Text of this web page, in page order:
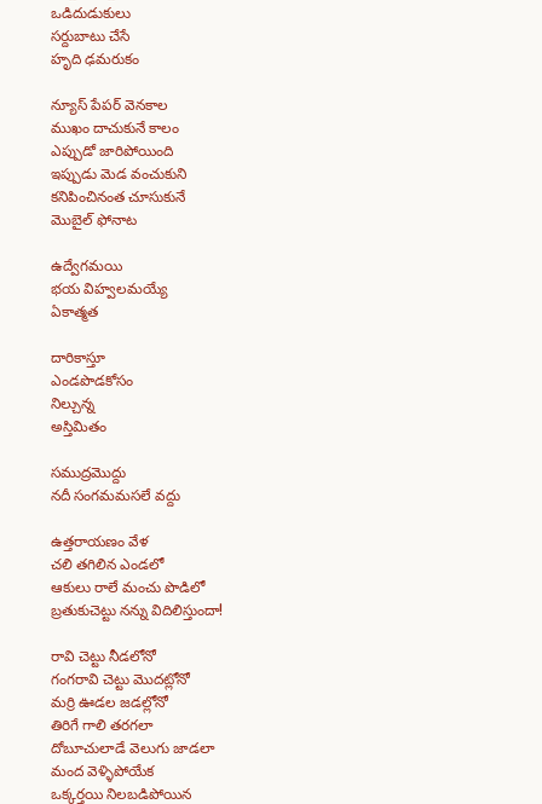
ఒడిదుడుకులు
సర్దుబాటు చేసే
హృది ఢమరుకం
న్యూస్ పేపర్ వెనకాల
ముఖం దాచుకునే కాలం
ఎప్పుడో జారిపోయింది
ఇప్పుడు మెడ వంచుకుని
కనిపించినంత చూసుకునే
మొబైల్ ఫోనాట
ఉద్వేగమయి
భయ విహ్వలమయ్యే
ఏకాత్మత
దారికాస్తూ
ఎండపొడకోసం
నిల్చున్న
అస్తిమితం
సముద్రమొద్దు
నదీ సంగమమసలే వద్దు
ఉత్తరాయణం వేళ
చలి తగిలిన ఎండలో
ఆకులు రాలే మంచు పొడిలో
బ్రతుకుచెట్టు నన్ను విదిలిస్తుందా!
రావి చెట్టు నీడలోనో
గంగరావి చెట్టు మొదట్లోనో
మర్రి ఊడల జడల్లోనో
తిరిగే గాలి తరగలా
దోబూచులాడే వెలుగు జాడలా
మంద వెళ్ళిపోయేక
ఒక్కర్తయి నిలబడిపోయిన